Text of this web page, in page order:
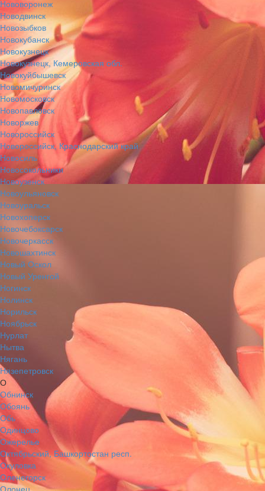
Нововоронеж
Новодвинск
Новозыбков
Новокубанск
Новокузнецк
Новокузнецк, Кемеровская обл.
Новокуйбышевск
Новомичуринск
Новомосковск
Новопавловск
Новоржев
Новороссийск
Новороссийск, Краснодарский край
Новосиль
Новосокольники
Новоузенск
Новоульяновск
Новоуральск
Новохоперск
Новочебоксарск
Новочеркасск
Новошахтинск
Новый Оскол
Новый Уренгой
Ногинск
Нолинск
Норильск
Ноябрьск
Нурлат
Нытва
Нягань
Нязепетровск
О
Обнинск
Обоянь
Обь
Одинцово
Ожерелье
Октябрьский, Башкортостан респ.
Окуловка
Оленегорск
Олонец